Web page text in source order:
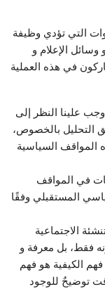
التي تؤدي وظيفة
وسائل الإعلام و
في هذه العملية
علينا النظر إلى
التحليل بالخصوص،
السياسية
في المواقف
المستقبلي وفقًا
الاجتماعية
فقط، بل معرفة و
فهم الكيفية هو فهم
توضيحٌ للوجود